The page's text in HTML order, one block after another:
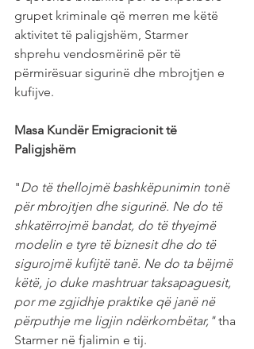
grupet kriminale që merren me këtë
aktivitet të paligjshëm, Starmer
shprehu vendosmërinë për të
përmirësuar sigurinë dhe mbrojtjen e
kufijve.
Masa Kundër Emigracionit të
Paligjshëm
"Do të thellojmë bashkëpunimin tonë
për mbrojtjen dhe sigurinë. Ne do të
shkatërrojmë bandat, do të thyejmë
modelin e tyre të biznesit dhe do të
sigurojmë kufijtë tanë. Ne do ta bëjmë
këtë, jo duke mashtruar taksapaguesit,
por me zgjidhje praktike që janë në
përputhje me ligjin ndërkombëtar," tha
Starmer në fjalimin e tij.